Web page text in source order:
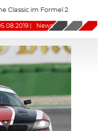
Classic im Formel 2
News